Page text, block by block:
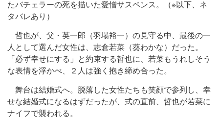
たバチェラーの死を描いた愛憎サスペンス。（※以下、ネ
タバレあり）
哲也が、父・英一郎（羽場裕一）の見守る中、最後の一
人として選んだ女性は、志倉若菜（葵わかな）だった。
「必ず幸せにする」と約束する哲也に、若菜もうれしそう
な表情を浮かべ、２人は強く抱き締め合った。
舞台は結婚式へ。脱落した女性たちも笑顔で参列し、幸
せな結婚式になるはずだったが、式の直前、哲也が若菜に
ナイフで襲われる。